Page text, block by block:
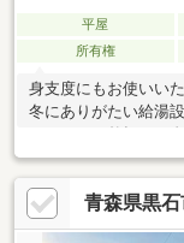
平屋
所有権
身支度にもお使いい
冬にありがたい給湯
しいお住まいにいか
した空間をご提供い
ら、落ち着いた時間
もこだわっており、
青森県黒